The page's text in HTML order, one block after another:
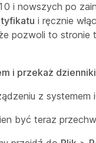
i nowszych po
i ręcznie
pozwoli to stronie
i przekaż
z systemem
być teraz